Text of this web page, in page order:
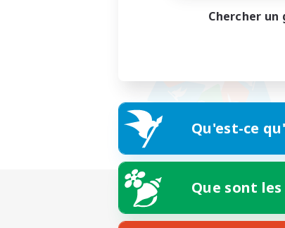
Chercher un
Qu'est-ce
Que sont